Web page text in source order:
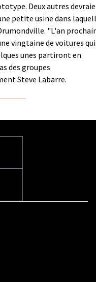
Deux autres
petite usine dans
"L'an
vingtaine de voitures qui
unes partiront en
des groupes
Steve Labarre.